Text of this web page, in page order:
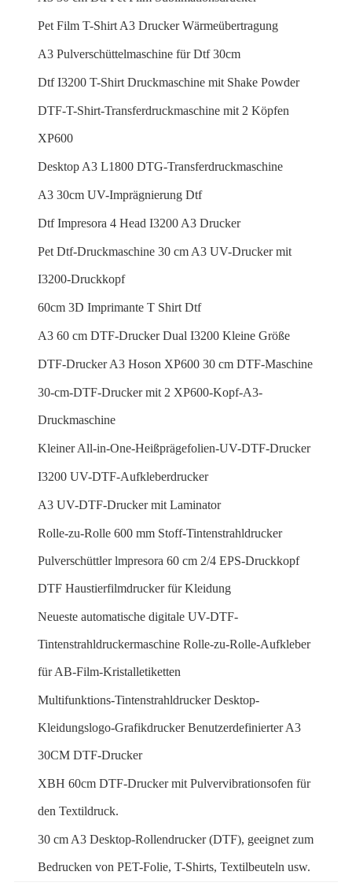
Pet Film T-Shirt A3 Drucker Wärmeübertragung
A3 Pulverschüttelmaschine für Dtf 30cm
Dtf I3200 T-Shirt Druckmaschine mit Shake Powder
DTF-T-Shirt-Transferdruckmaschine mit 2 Köpfen
XP600
Desktop A3 L1800 DTG-Transferdruckmaschine
A3 30cm UV-Imprägnierung Dtf
Dtf Impresora 4 Head I3200 A3 Drucker
Pet Dtf-Druckmaschine 30 cm A3 UV-Drucker mit
I3200-Druckkopf
60cm 3D Imprimante T Shirt Dtf
A3 60 cm DTF-Drucker Dual I3200 Kleine Größe
DTF-Drucker A3 Hoson XP600 30 cm DTF-Maschine
30-cm-DTF-Drucker mit 2 XP600-Kopf-A3-
Druckmaschine
Kleiner All-in-One-Heißprägefolien-UV-DTF-Drucker
I3200 UV-DTF-Aufkleberdrucker
A3 UV-DTF-Drucker mit Laminator
Rolle-zu-Rolle 600 mm Stoff-Tintenstrahldrucker
Pulverschüttler lmpresora 60 cm 2/4 EPS-Druckkopf
DTF Haustierfilmdrucker für Kleidung
Neueste automatische digitale UV-DTF-
Tintenstrahldruckermaschine Rolle-zu-Rolle-Aufkleber
für AB-Film-Kristalletiketten
Multifunktions-Tintenstrahldrucker Desktop-
Kleidungslogo-Grafikdrucker Benutzerdefinierter A3
30CM DTF-Drucker
XBH 60cm DTF-Drucker mit Pulvervibrationsofen für
den Textildruck.
30 cm A3 Desktop-Rollendrucker (DTF), geeignet zum
Bedrucken von PET-Folie, T-Shirts, Textilbeuteln usw.